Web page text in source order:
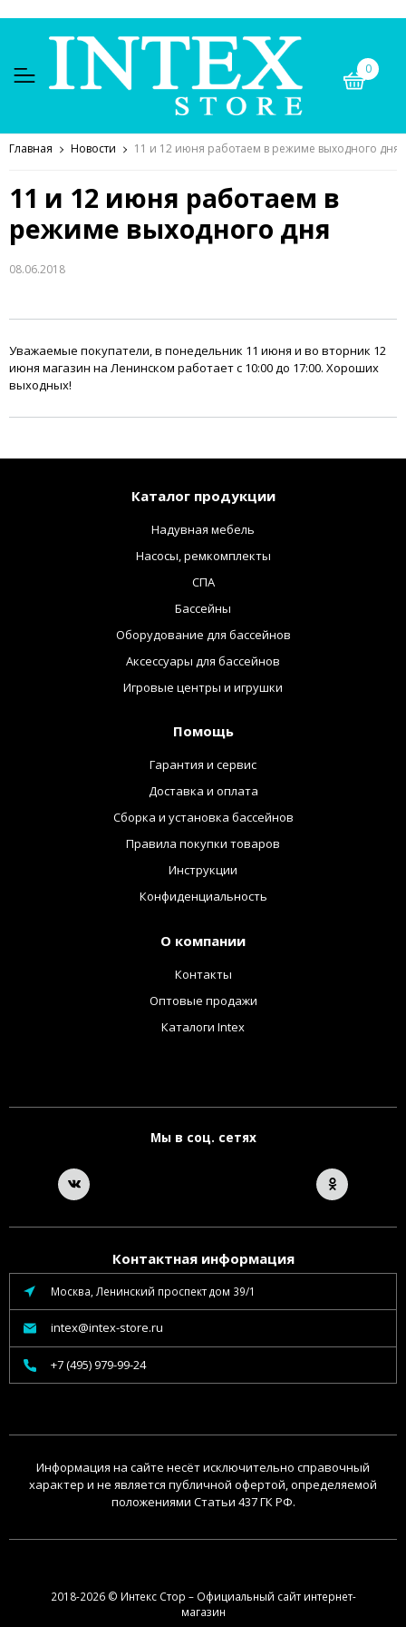
0
Главная Новости 11 и 12 июня работаем в режиме выходного дня
11 и 12 июня работаем в
режиме выходного дня
08.06.2018
Уважаемые покупатели, в понедельник 11 июня и во вторник 12
июня магазин на Ленинском работает с 10:00 до 17:00. Хороших
выходных!
Каталог продукции
Надувная мебель
Насосы, ремкомплекты
СПА
Бассейны
Оборудование для бассейнов
Аксессуары для бассейнов
Игровые центры и игрушки
Помощь
Гарантия и сервис
Доставка и оплата
Сборка и установка бассейнов
Правила покупки товаров
Инструкции
Конфиденциальность
О компании
Контакты
Оптовые продажи
Каталоги Intex
Мы в соц. сетях
Контактная информация
Москва, Ленинский проспект дом 39/1
intex@intex-store.ru
+7 (495) 979-99-24
Информация на сайте несёт исключительно справочный
характер и не является публичной офертой, определяемой
положениями Статьи 437 ГК РФ.
2018-2026 © Интекс Стор – Официальный сайт интернет-
магазин